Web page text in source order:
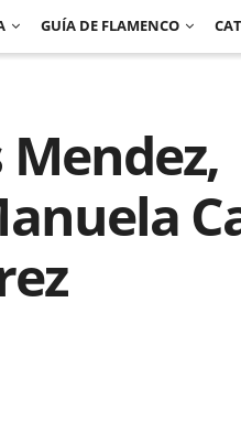
GUÍA DE FLAMENCO
Mendez,